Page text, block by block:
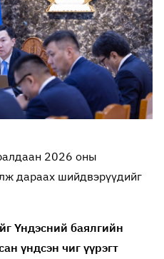
2026 оны
дараах шийдвэрүүдийг
Үндэсний баялгийн
үндсэн чиг үүрэгт